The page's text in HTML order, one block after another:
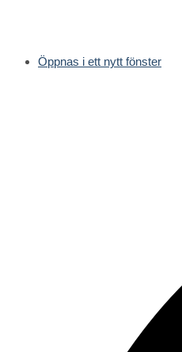
Öppnas i ett nytt fönster